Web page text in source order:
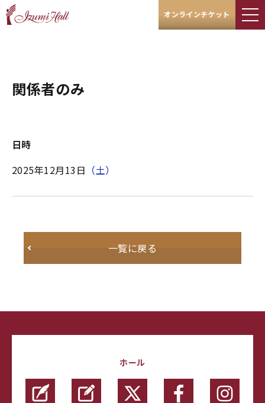
オンラインチケット
関係者のみ
日時
2025年12月13日 （土）
一覧に戻る
ホール